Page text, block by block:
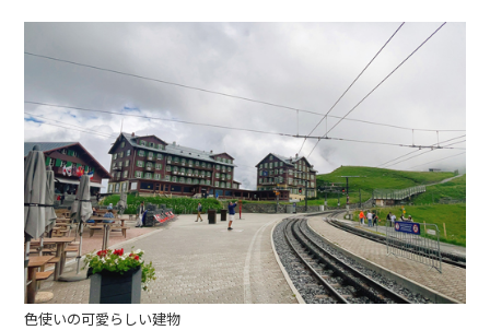
色使いの可愛らしい建物